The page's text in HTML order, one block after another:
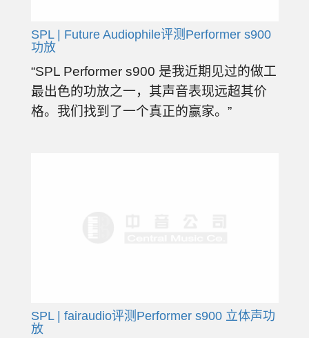
SPL | Future Audiophile评测Performer s900
功放
“SPL Performer s900 是我近期见过的做工
最出色的功放之一，其声音表现远超其价
格。我们找到了一个真正的赢家。”
SPL | fairaudio评测Performer s900 立体声功
放